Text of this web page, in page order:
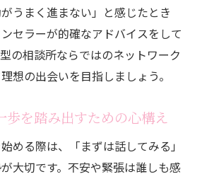
うまく進まない」と感じたとき
セラーが的確なアドバイスをして
の相談所ならではのネットワーク
想の出会いを目指しましょう。
歩を踏み出すための心構え
める際は、「まずは話してみる」
大切です。不安や緊張は誰しも感